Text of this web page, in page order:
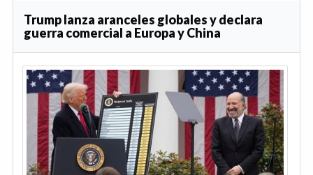
Trump lanza aranceles globales y declara
guerra comercial a Europa y China